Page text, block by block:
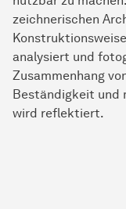
zeichnerischen
analysiert und
Zusammenhang
Beständigkeit und
wird reflektiert.